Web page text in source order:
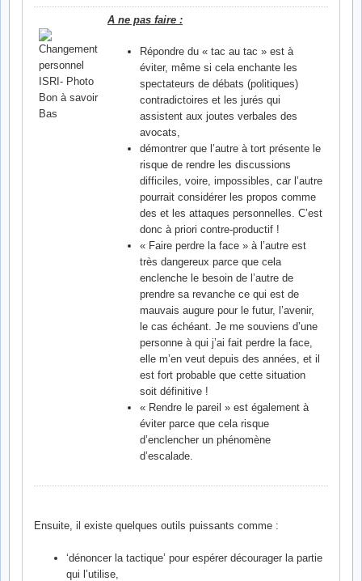
A ne pas faire :
Répondre du « tac au tac » est à
éviter, même si cela enchante les
spectateurs de débats (politiques)
contradictoires et les jurés qui
assistent aux joutes verbales des
avocats,
démontrer que l’autre à tort présente le
risque de rendre les discussions
difficiles, voire, impossibles, car l’autre
pourrait considérer les propos comme
des et les attaques personnelles. C’est
donc à priori contre-productif !
« Faire perdre la face » à l’autre est
très dangereux parce que cela
enclenche le besoin de l’autre de
prendre sa revanche ce qui est de
mauvais augure pour le futur, l’avenir,
le cas échéant. Je me souviens d’une
personne à qui j’ai fait perdre la face,
elle m’en veut depuis des années, et il
est fort probable que cette situation
soit définitive !
« Rendre le pareil » est également à
éviter parce que cela risque
d’enclencher un phénomène
d’escalade.
Ensuite, il existe quelques outils puissants comme :
‘dénoncer la tactique’ pour espérer décourager la partie
qui l’utilise,